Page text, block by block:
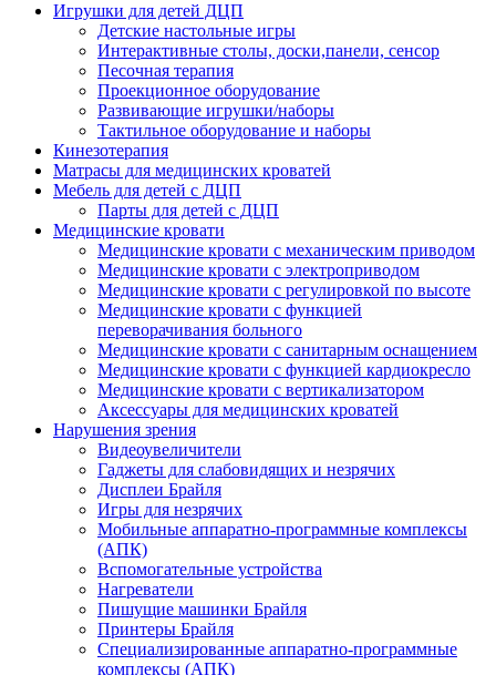
Игрушки для детей ДЦП
Детские настольные игры
Интерактивные столы, доски,панели, сенсор
Песочная терапия
Проекционное оборудование
Развивающие игрушки/наборы
Тактильное оборудование и наборы
Кинезотерапия
Матрасы для медицинских кроватей
Мебель для детей с ДЦП
Парты для детей с ДЦП
Медицинские кровати
Медицинские кровати с механическим приводом
Медицинские кровати с электроприводом
Медицинские кровати с регулировкой по высоте
Медицинские кровати с функцией
переворачивания больного
Медицинские кровати с санитарным оснащением
Медицинские кровати с функцией кардиокресло
Медицинские кровати с вертикализатором
Аксессуары для медицинских кроватей
Нарушения зрения
Видеоувеличители
Гаджеты для слабовидящих и незрячих
Дисплеи Брайля
Игры для незрячих
Мобильные аппаратно-программные комплексы
(АПК)
Вспомогательные устройства
Нагреватели
Пишущие машинки Брайля
Принтеры Брайля
Специализированные аппаратно-программные
комплексы (АПК)